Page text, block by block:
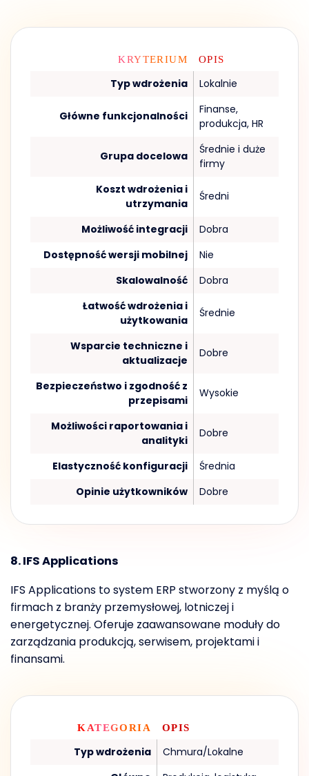
KRYTERIUM OPIS
Typ wdrożenia Lokalnie
Główne funkcjonalności
Finanse,
produkcja, HR
Grupa docelowa
Średnie i duże
firmy
Koszt wdrożenia i
utrzymania
Średni
Możliwość integracji
Dobra
Dostępność wersji mobilnej
Nie
Skalowalność
Dobra
Łatwość wdrożenia i
użytkowania
Średnie
Wsparcie techniczne i
aktualizacje
Dobre
Bezpieczeństwo i zgodność z
przepisami
Wysokie
Możliwości raportowania i
analityki
Dobre
Elastyczność konfiguracji
Średnia
Opinie użytkowników
Dobre
8. IFS Applications
IFS Applications to system ERP stworzony z myślą o
firmach z branży przemysłowej, lotniczej i
energetycznej. Oferuje zaawansowane moduły do
zarządzania produkcją, serwisem, projektami i
finansami.
KATEGORIA OPIS
Typ wdrożenia
Chmura/Lokalne